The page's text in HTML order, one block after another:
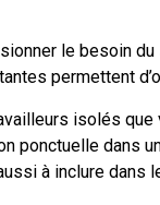
le besoin
permettent
isolés
ponctuelle dans
à inclure dans